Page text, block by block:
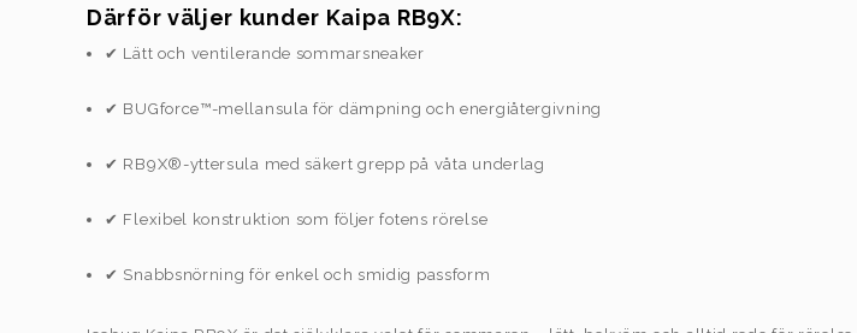
Därför väljer kunder Kaipa RB9X:
✔ Lätt och ventilerande sommarsneaker
✔ BUGforce™-mellansula för dämpning och energiåtergivning
✔ RB9X®-yttersula med säkert grepp på våta underlag
✔ Flexibel konstruktion som följer fotens rörelse
✔ Snabbsnörning för enkel och smidig passform